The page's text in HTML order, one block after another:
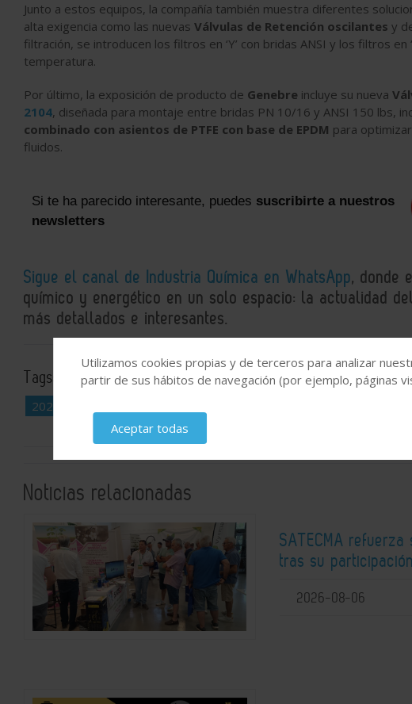
Junto a estos equipos, la compañía también muestra diferentes
alta exigencia como las nuevas Válvulas de Retención oscilantes y
filtración, se introducen los filtros en ‘Y’ con bridas ANSI y los filtros en
temperatura.
Por último, la exposición de producto de Genebre incluye su nueva
2104, diseñada para montaje entre bridas PN 10/16 y ANSI 150 lbs,
combinado con asientos de PTFE con base de EPDM para
fluidos.
Si te ha parecido interesante, puedes suscribirte a nuestros
newsletters
Sigue el canal de Industria Química en WhatsApp, donde
químico y energético en un solo espacio: la actualidad
más detallados e interesantes.
Tags: Optimización de procesos Válvulas Soluciones para
2026
Noticias relacionadas
SATECMA
tras su
2026-08-06
Utilizamos cookies propias y de terceros para analizar
partir de sus hábitos de navegación (por ejemplo, páginas
Aceptar todas